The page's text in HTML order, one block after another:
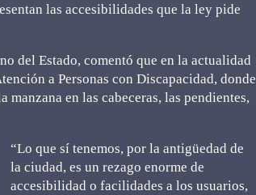
las accesibilidades que la ley pide
del Estado, comentó que en la actualidad
a Personas con Discapacidad, donde
en las cabeceras, las pendientes,
“Lo que sí tenemos, por la antigüedad de
la ciudad, es un rezago enorme de
accesibilidad o facilidades a los usuarios,